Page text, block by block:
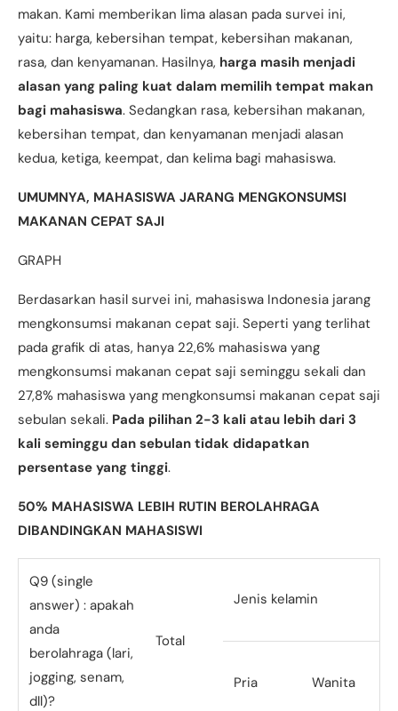
makan. Kami memberikan lima alasan pada survei ini,
yaitu: harga, kebersihan tempat, kebersihan makanan,
rasa, dan kenyamanan. Hasilnya, harga masih menjadi
alasan yang paling kuat dalam memilih tempat makan
bagi mahasiswa. Sedangkan rasa, kebersihan makanan,
kebersihan tempat, dan kenyamanan menjadi alasan
kedua, ketiga, keempat, dan kelima bagi mahasiswa.
UMUMNYA, MAHASISWA JARANG MENGKONSUMSI
MAKANAN CEPAT SAJI
GRAPH
Berdasarkan hasil survei ini, mahasiswa Indonesia jarang
mengkonsumsi makanan cepat saji. Seperti yang terlihat
pada grafik di atas, hanya 22,6% mahasiswa yang
mengkonsumsi makanan cepat saji seminggu sekali dan
27,8% mahasiswa yang mengkonsumsi makanan cepat saji
sebulan sekali. Pada pilihan 2-3 kali atau lebih dari 3
kali seminggu dan sebulan tidak didapatkan
persentase yang tinggi.
50% MAHASISWA LEBIH RUTIN BEROLAHRAGA
DIBANDINGKAN MAHASISWI
Q9 (single
answer) : apakah
anda
berolahraga (lari,
jogging, senam,
dll)?
Total
Jenis kelamin
Pria Wanita